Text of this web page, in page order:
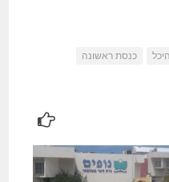
היכל כנסת ראשונה